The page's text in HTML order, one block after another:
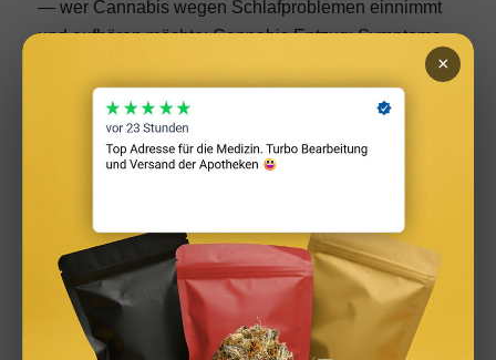
— wer Cannabis wegen Schlafproblemen einnimmt
und aufhören möchte:Cannabis Entzug: Symptome,
Für Schlafprobleme empfohlene Sorten sind meist
Indica-dominant — Hintergrundwissen:
und Hybrid: Was ist der Unterschied?
Indica-dominant — Hintergrundwissen:Indica, Sativa
und Hybrid: Was ist der Unterschied?.
×